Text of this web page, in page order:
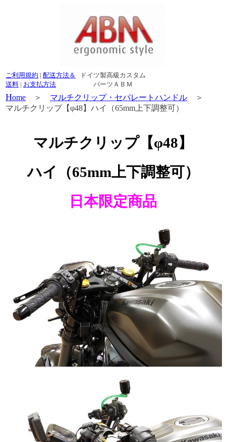
ご利用規約 | 配送方法＆
送料 | お支払方法
ドイツ製高級カスタム
パーツＡＢＭ
Home ＞ マルチクリップ・セパレートハンドル ＞
マルチクリップ【φ48】ハイ（65mm上下調整可）
マルチクリップ【φ48】
ハイ（65mm上下調整可）
日本限定商品